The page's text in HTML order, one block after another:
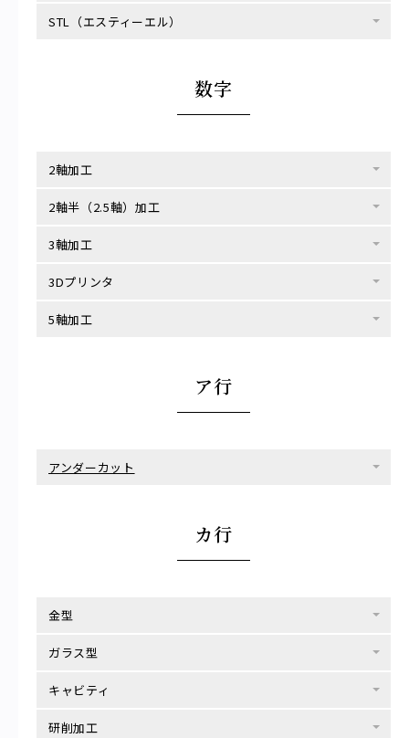
STL（エスティーエル）
数字
2軸加工
2軸半（2.5軸）加工
3軸加工
3Dプリンタ
5軸加工
ア行
アンダーカット
カ行
金型
ガラス型
キャビティ
研削加工